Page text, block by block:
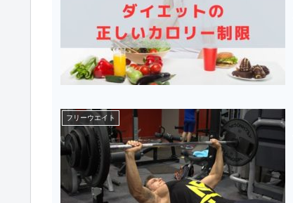
フリーウエイト